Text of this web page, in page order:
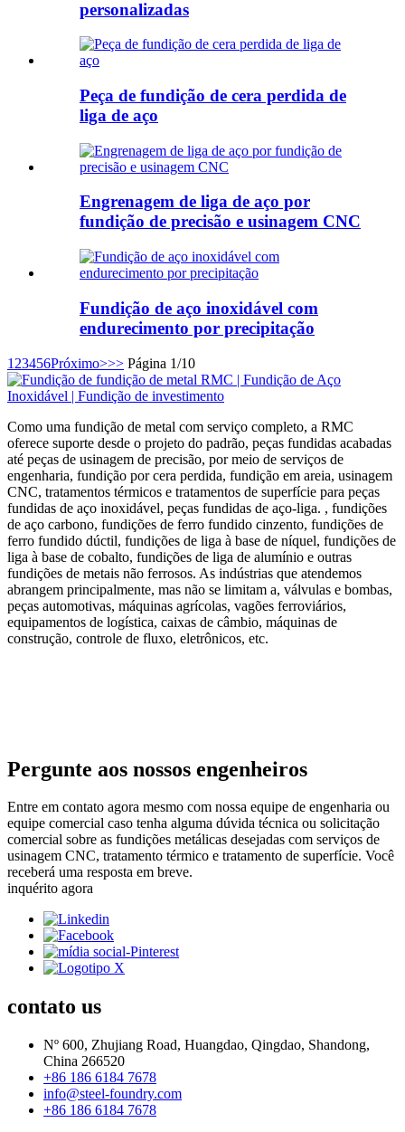
personalizadas
Peça de fundição de cera perdida de
liga de aço
Engrenagem de liga de aço por
fundição de precisão e usinagem CNC
Fundição de aço inoxidável com
endurecimento por precipitação
1 23456Próximo>>> Página 1/10
Como uma fundição de metal com serviço completo, a RMC
oferece suporte desde o projeto do padrão, peças fundidas acabadas
até peças de usinagem de precisão, por meio de serviços de
engenharia, fundição por cera perdida, fundição em areia, usinagem
CNC, tratamentos térmicos e tratamentos de superfície para peças
fundidas de aço inoxidável, peças fundidas de aço-liga. , fundições
de aço carbono, fundições de ferro fundido cinzento, fundições de
ferro fundido dúctil, fundições de liga à base de níquel, fundições de
liga à base de cobalto, fundições de liga de alumínio e outras
fundições de metais não ferrosos. As indústrias que atendemos
abrangem principalmente, mas não se limitam a, válvulas e bombas,
peças automotivas, máquinas agrícolas, vagões ferroviários,
equipamentos de logística, caixas de câmbio, máquinas de
construção, controle de fluxo, eletrônicos, etc.
Pergunte aos nossos engenheiros
Entre em contato agora mesmo com nossa equipe de engenharia ou
equipe comercial caso tenha alguma dúvida técnica ou solicitação
comercial sobre as fundições metálicas desejadas com serviços de
usinagem CNC, tratamento térmico e tratamento de superfície. Você
receberá uma resposta em breve.
inquérito agora
contato us
Nº 600, Zhujiang Road, Huangdao, Qingdao, Shandong,
China 266520
+86 186 6184 7678
info@steel-foundry.com
+86 186 6184 7678